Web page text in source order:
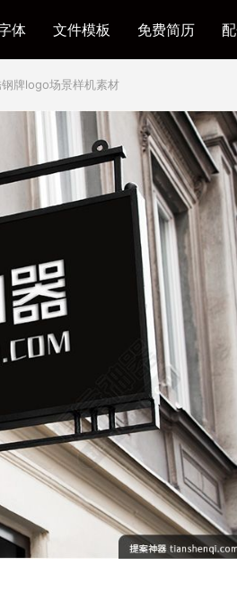
体 文件模板 免费简历
牌logo场景样机素材